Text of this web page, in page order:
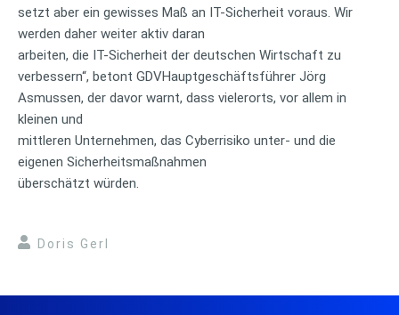
setzt aber ein gewisses Maß an IT-Sicherheit voraus. Wir
werden daher weiter aktiv daran
arbeiten, die IT-Sicherheit der deutschen Wirtschaft zu
verbessern“, betont GDVHauptgeschäftsführer Jörg
Asmussen, der davor warnt, dass vielerorts, vor allem in
kleinen und
mittleren Unternehmen, das Cyberrisiko unter- und die
eigenen Sicherheitsmaßnahmen
überschätzt würden.
Doris Gerl